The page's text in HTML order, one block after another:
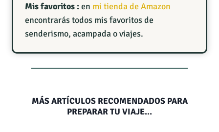
Mis favoritos :en mi tienda de Amazon
encontrarás todos mis favoritos de
senderismo, acampada o viajes.
MÁS ARTÍCULOS RECOMENDADOS PARA
PREPARAR TU VIAJE…